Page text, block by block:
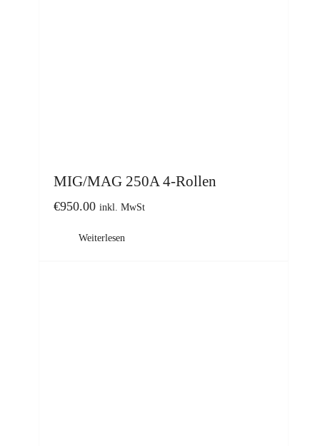
MIG/MAG 250A 4-Rollen
€950.00 inkl. MwSt
Weiterlesen